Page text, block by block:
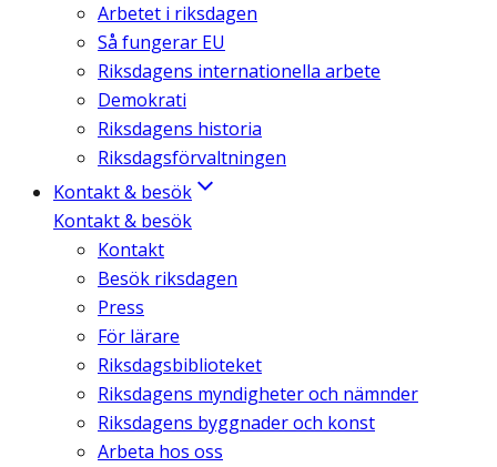
Arbetet i riksdagen
Så fungerar EU
Riksdagens internationella arbete
Demokrati
Riksdagens historia
Riksdagsförvaltningen
Kontakt & besök
Kontakt & besök
Kontakt
Besök riksdagen
Press
För lärare
Riksdagsbiblioteket
Riksdagens myndigheter och nämnder
Riksdagens byggnader och konst
Arbeta hos oss